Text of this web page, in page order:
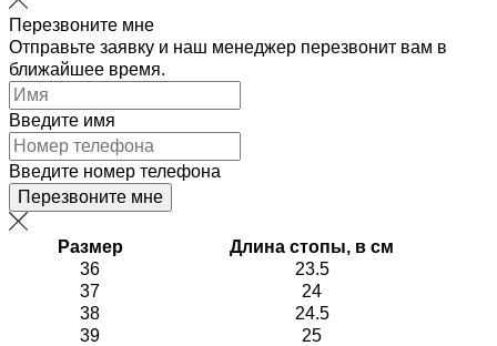
Перезвоните мне
Отправьте заявку и наш менеджер перезвонит вам в
ближайшее время.
Введите имя
Введите номер телефона
Перезвоните мне
Размер
Длина стопы, в см
36
23.5
37
24
38
24.5
39
25